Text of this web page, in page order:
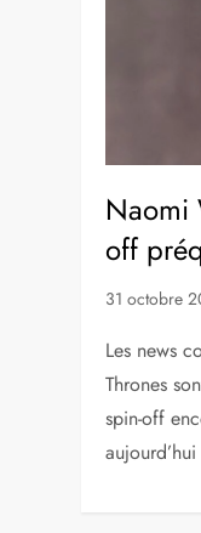
Naomi
off
31 octobre
Les news
Thrones
spin-off